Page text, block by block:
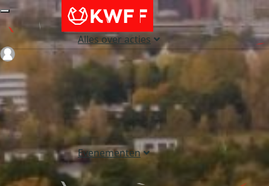
Alles over acties
Evenementen
Login